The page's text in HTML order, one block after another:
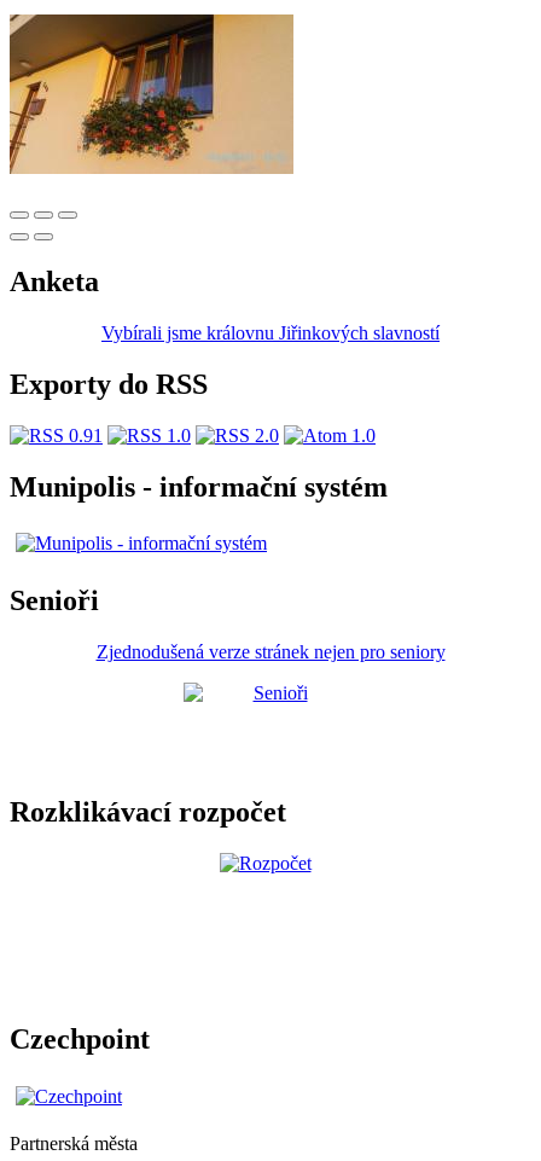
Anketa
Vybírali jsme královnu Jiřinkových slavností
Exporty do RSS
Munipolis - informační systém
Senioři
Zjednodušená verze stránek nejen pro seniory
Rozklikávací rozpočet
Czechpoint
Partnerská města